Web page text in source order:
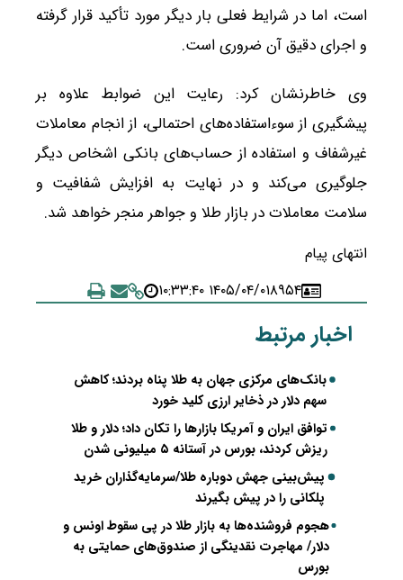
است، اما در شرایط فعلی بار دیگر مورد تأکید قرار گرفته
و اجرای دقیق آن ضروری است.
وی خاطرنشان کرد: رعایت این ضوابط علاوه بر
پیشگیری از سوءاستفاده‌های احتمالی، از انجام معاملات
غیرشفاف و استفاده از حساب‌های بانکی اشخاص دیگر
جلوگیری می‌کند و در نهایت به افزایش شفافیت و
سلامت معاملات در بازار طلا و جواهر منجر خواهد شد.
انتهای پیام
۸۹۵۴۱۴۰۵/۰۴/۰۱ ۱۰:۳۳:۴۰
اخبار مرتبط
بانک‌های مرکزی جهان به طلا پناه بردند؛ کاهش
سهم دلار در ذخایر ارزی کلید خورد
توافق ایران و آمریکا بازارها را تکان داد؛ دلار و طلا
ریزش کردند، بورس در آستانه ۵ میلیونی شدن
پیش‌بینی جهش دوباره طلا/سرمایه‌گذاران خرید
پلکانی را در پیش بگیرند
هجوم فروشنده‌ها به بازار طلا در پی سقوط اونس و
دلار/ مهاجرت نقدینگی از صندوق‌های حمایتی به
بورس